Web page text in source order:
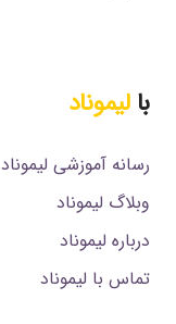
بالیموناد
رسانه آموزشی لیموناد
وبلاگ لیموناد
درباره لیموناد
تماس با لیموناد